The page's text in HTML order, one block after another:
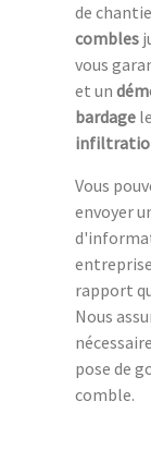
de
combles
vous
et un
bardage
Vous
envoyer
rapport
Nous
pose de
comble.